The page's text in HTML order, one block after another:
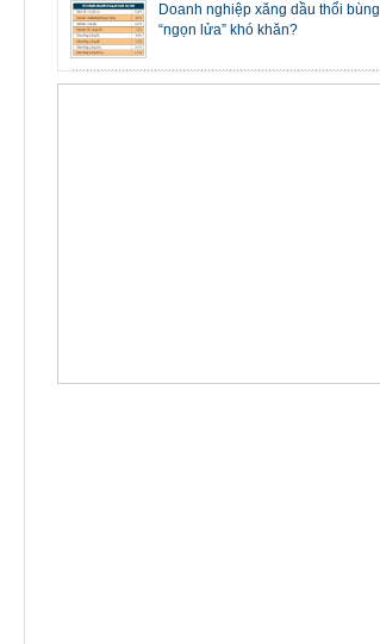
Doanh nghiệp xăng dầu thổi bùng
“ngọn lửa” khó khăn?